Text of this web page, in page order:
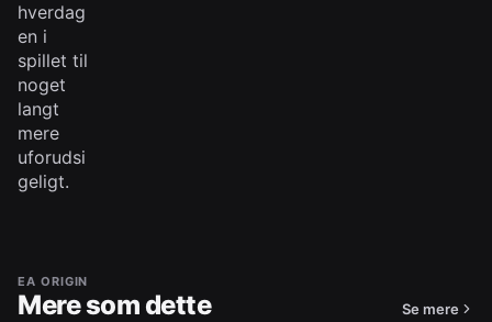
hverdag
en i
spillet til
noget
langt
mere
uforudsi
geligt.
EA ORIGIN
Mere som dette Se mere